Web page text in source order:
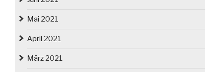
Mai 2021
April 2021
März 2021